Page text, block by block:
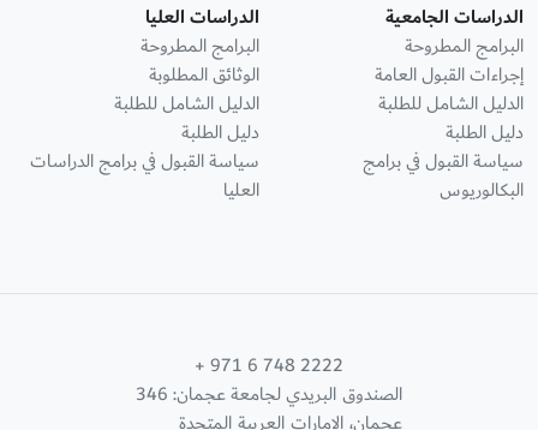
الدراسات الجامعية
البرامج المطروحة
إجراءات القبول العامة
الدليل الشامل للطلبة
دليل الطلبة
سياسة القبول في برامج
البكالوريوس
الدراسات العليا
البرامج المطروحة
الوثائق المطلوبة
الدليل الشامل للطلبة
دليل الطلبة
سياسة القبول في برامج الدراسات
العليا
+ 971 6 748 2222
الصندوق البريدي لجامعة عجمان: 346
عجمان، الإمارات العربية المتحدة